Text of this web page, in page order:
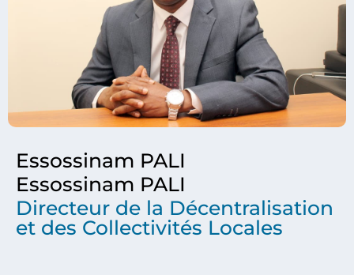
Essossinam PALI
Essossinam PALI
Directeur de la Décentralisation
et des Collectivités Locales